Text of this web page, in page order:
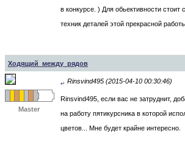
в конкурсе. ) Для обьективности стоит
техник деталей этой прекрасной
Ходящий_между_рядов
Master
↵ Rinsvind495 (2015-04-10 00:30:46)
Rinsvind495, если вас не затруднит,
на работу пятикурсника в которой
цветов... Мне будет крайне интересно.